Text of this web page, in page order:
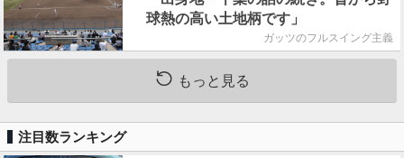
球熱の高い土地柄です」
ガッツのフルスイング主義
もっと見る
注目数ランキング